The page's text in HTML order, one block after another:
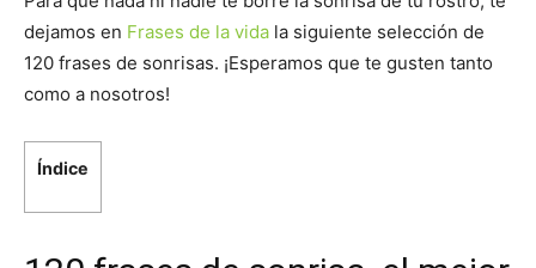
dejamos en Frases de la vida la siguiente selección de
120 frases de sonrisas. ¡Esperamos que te gusten tanto
como a nosotros!
Índice